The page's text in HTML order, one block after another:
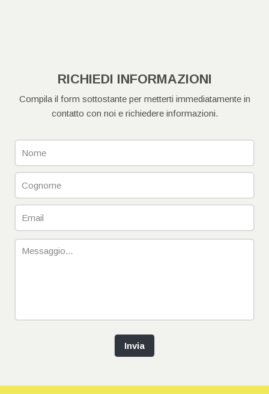
RICHIEDI INFORMAZIONI
Compila il form sottostante per metterti immediatamente in
contatto con noi e richiedere informazioni.